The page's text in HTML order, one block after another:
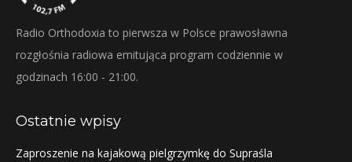
Radio Orthodoxia to pierwsza w Polsce prawosławna
rozgłośnia radiowa emitująca program codziennie w
godzinach 16:00 - 21:00.
Ostatnie wpisy
Zaproszenie na kajakową pielgrzymkę do Supraśla